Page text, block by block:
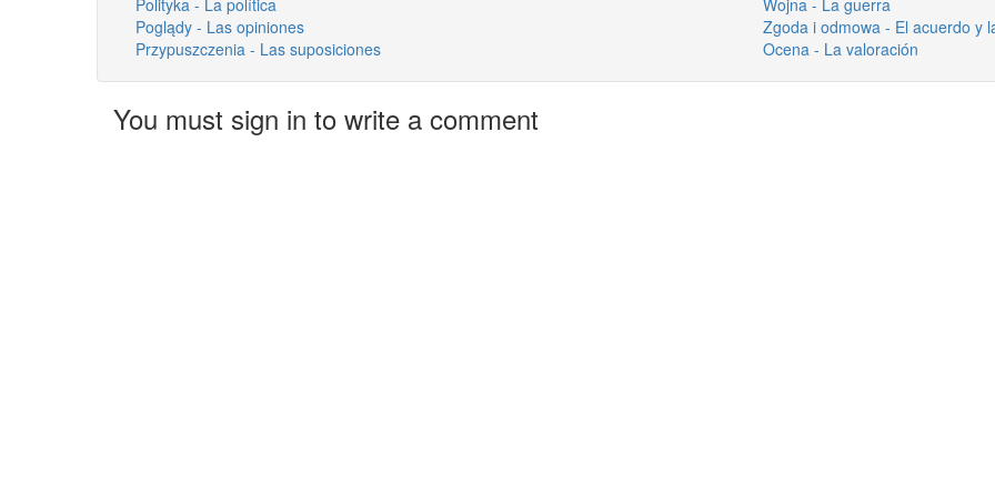
Poglądy - Las opiniones
Zgoda i odmowa - El acuerdo y
Przypuszczenia - Las suposiciones
Ocena - La valoración
You must sign in to write a comment